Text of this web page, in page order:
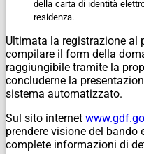
della carta di identità
residenza.
Ultimata la registrazione al
compilare il form della
raggiungibile tramite la
concluderne la
sistema automatizzato.
Sul sito internet
prendere visione del bando
complete informazioni di